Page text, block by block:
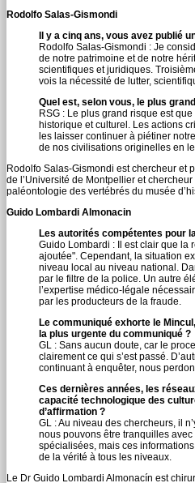
Rodolfo Salas-Gismondi
Il y a cinq ans, vous avez publié
Rodolfo Salas-Gismondi : Je
de notre patrimoine et de notre
scientifiques et juridiques.
vois la nécessité de lutter,
Quel est, selon vous, le plus
RSG : Le plus grand risque est
historique et culturel. Les actions
les laisser continuer à piétiner
de nos civilisations originelles en
Rodolfo Salas-Gismondi est chercheur et
de l’Université de Montpellier et
paléontologie des vertébrés du musée
Guido Lombardi Almonacin
Les autorités compétentes pour
Guido Lombardi : Il est clair que la
ajoutée". Cependant, la situation
niveau local au niveau national.
par le filtre de la police. Un autre
l’expertise médico-légale
par les producteurs de la fraude.
Le communiqué exhorte le
la plus urgente du communiqué ?
GL : Sans aucun doute, car le
clairement ce qui s’est passé.
continuant à enquêter, nous
Ces dernières années, les
capacité technologique des
d’affirmation ?
GL : Au niveau des chercheurs, il
nous pouvons être tranquilles
spécialisées, mais ces
de la vérité à tous les niveaux.
Le Dr Guido Lombardi Almonacín est